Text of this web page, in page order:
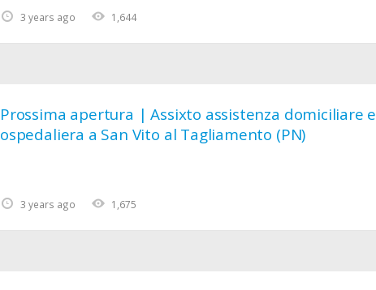
3 years ago 1,644
3 years ago 1,675
Prossima apertura | Assixto assistenza domiciliare e
ospedaliera a San Vito al Tagliamento (PN)